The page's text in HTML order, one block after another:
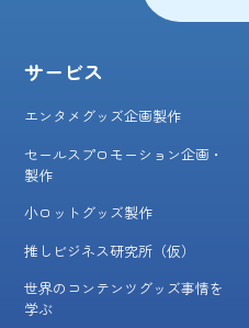
サービス
エンタメグッズ企画製作
セールスプロモーション企画・
製作
小ロットグッズ製作
推しビジネス研究所（仮）
世界のコンテンツグッズ事情を
学ぶ